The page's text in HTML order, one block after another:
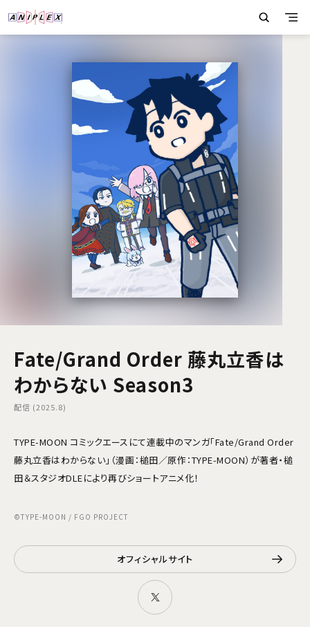
Fate/Grand Order 藤丸立香は
わからない Season3
配信 (2025.8)
TYPE-MOON コミックエースにて連載中のマンガ「Fate/Grand Order
藤丸立香はわからない」（漫画：槌田／原作：TYPE-MOON）が著者・槌
田＆スタジオDLEにより再びショートアニメ化！
©TYPE-MOON / FGO PROJECT
オフィシャルサイト